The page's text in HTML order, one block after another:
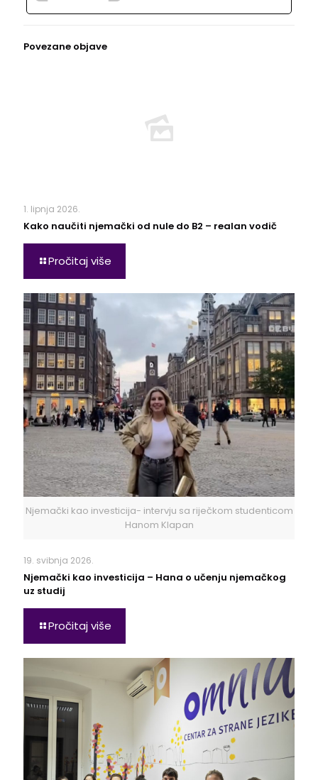
Povezane objave
1. lipnja 2026.
Kako naučiti njemački od nule do B2 – realan vodič
Pročitaj više
Njemački kao investicija- intervju sa riječkom studenticom
Hanom Klapan
19. svibnja 2026.
Njemački kao investicija – Hana o učenju njemačkog
uz studij
Pročitaj više